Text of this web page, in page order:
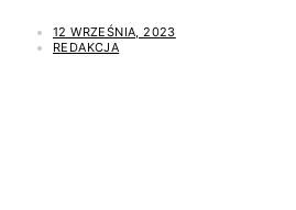
12 WRZEŚNIA, 2023
REDAKCJA